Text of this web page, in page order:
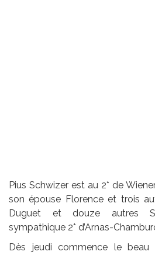
Pius Schwizer est au 2* de
son épouse Florence et trois
Duguet et douze autres
sympathique 2* d’Arnas-
Dès jeudi commence le